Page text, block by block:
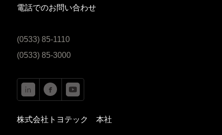
電話でのお問い合わせ
(0533) 85-1110
(0533) 85-3000
株式会社トヨテック 本社